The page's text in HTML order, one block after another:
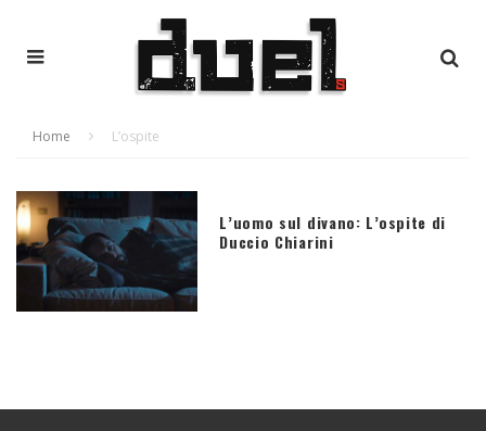
Home L’ospite
L’uomo sul divano: L’ospite di
Duccio Chiarini